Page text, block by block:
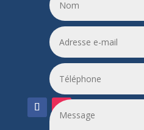
06 24 55 86 51